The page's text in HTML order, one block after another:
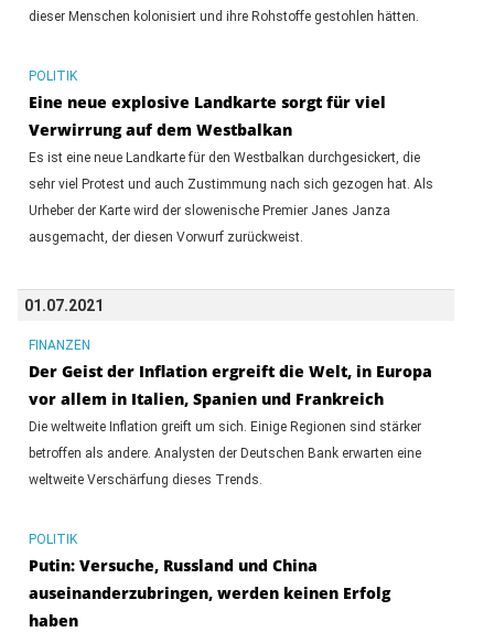
dieser Menschen kolonisiert und ihre Rohstoffe gestohlen hätten.
POLITIK
Eine neue explosive Landkarte sorgt für viel
Verwirrung auf dem Westbalkan
Es ist eine neue Landkarte für den Westbalkan durchgesickert, die
sehr viel Protest und auch Zustimmung nach sich gezogen hat. Als
Urheber der Karte wird der slowenische Premier Janes Janza
ausgemacht, der diesen Vorwurf zurückweist.
01.07.2021
FINANZEN
Der Geist der Inflation ergreift die Welt, in Europa
vor allem in Italien, Spanien und Frankreich
Die weltweite Inflation greift um sich. Einige Regionen sind stärker
betroffen als andere. Analysten der Deutschen Bank erwarten eine
weltweite Verschärfung dieses Trends.
POLITIK
Putin: Versuche, Russland und China
auseinanderzubringen, werden keinen Erfolg
haben